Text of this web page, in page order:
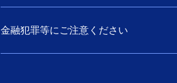
金融犯罪等にご注意ください